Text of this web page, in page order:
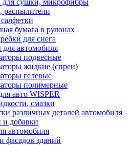
распылители
бумага в рулонах
для снега
автомобиля
подвесные
жидкие (спреи)
гелевые
полимерные
авто WISPER
смазки
различных деталей автомобиля
добавки
автомобиля
фасадов зданий